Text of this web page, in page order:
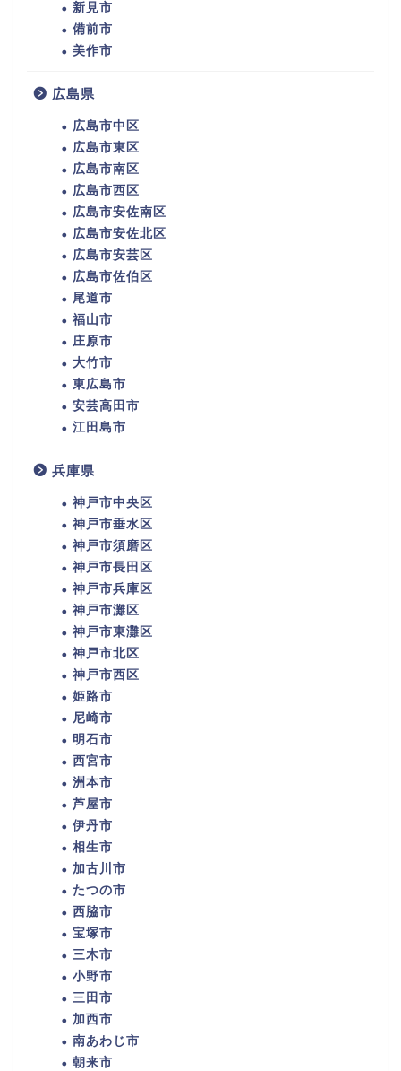
新見市
備前市
美作市
広島県
広島市中区
広島市東区
広島市南区
広島市西区
広島市安佐南区
広島市安佐北区
広島市安芸区
広島市佐伯区
尾道市
福山市
庄原市
大竹市
東広島市
安芸高田市
江田島市
兵庫県
神戸市中央区
神戸市垂水区
神戸市須磨区
神戸市長田区
神戸市兵庫区
神戸市灘区
神戸市東灘区
神戸市北区
神戸市西区
姫路市
尼崎市
明石市
西宮市
洲本市
芦屋市
伊丹市
相生市
加古川市
たつの市
西脇市
宝塚市
三木市
小野市
三田市
加西市
南あわじ市
朝来市